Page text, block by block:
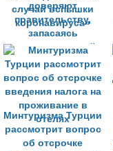
доверяют
правительству,
запасаясь
товарами первой
необходимости на
случай вспышки
коронавируса»
Минтуризма Турции
рассмотрит вопрос
об отсрочке